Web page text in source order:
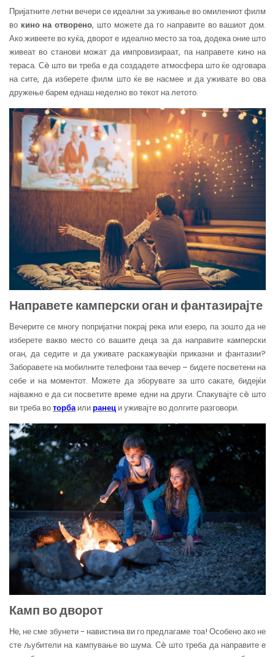
Пријатните летни вечери се идеални за уживање во омилениот филм
во кино на отворено, што можете да го направите во вашиот дом.
Ако живеете во куќа, дворот е идеално место за тоа, додека оние што
живеат во станови можат да импровизираат, па направете кино на
тераса. Сè што ви треба е да создадете атмосфера што ќе одговара
на сите, да изберете филм што ќе ве насмее и да уживате во ова
дружење барем еднаш неделно во текот на летото.
Направете камперски оган и фантазирајте
Вечерите се многу попријатни покрај река или езеро, па зошто да не
изберете вакво место со вашите деца за да направите камперски
оган, да седите и да уживате раскажувајќи приказни и фантазии?
Заборавете на мобилните телефони таа вечер – бидете посветени на
себе и на моментот. Можете да зборувате за што сакате, бидејќи
најважно е да си посветите време едни на други. Спакувајте сè што
ви треба воторбаилиранец и уживајте во долгите разговори.
Камп во дворот
Не, не сме збунети - навистина ви го предлагаме тоа! Особено ако не
сте љубители на кампување во шума. Сè што треба да направите е